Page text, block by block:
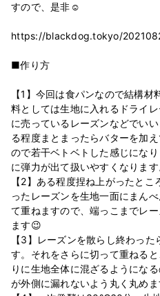
すので、是非☺️
https://blackdog.tokyo/
■作り方
【1】今回は食パンなので結構
料としては生地に入れるドライ
に売っているレーズンなどでい
る程度まとまったらバターを加
ので若干ベトベトした感じにな
に弾力が出て扱いやすくなります
【2】ある程度捏ね上がったと
ったレーズンを生地一面にまん
て重ねますので、端っこまでレ
ます😉
【3】レーズンを散らし終わっ
す。それをさらに切って重ねる
りに生地全体に混ざるようにな
が外側に漏れないよう丸く丸めま